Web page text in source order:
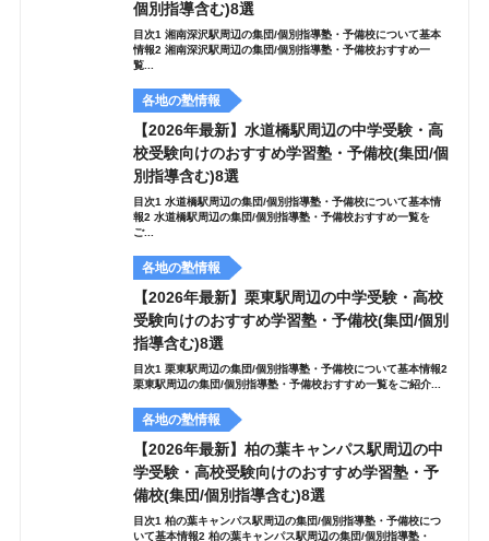
個別指導含む)8選
目次1 湘南深沢駅周辺の集団/個別指導塾・予備校について基本
情報2 湘南深沢駅周辺の集団/個別指導塾・予備校おすすめ一
覧...
各地の塾情報
【2026年最新】水道橋駅周辺の中学受験・高
校受験向けのおすすめ学習塾・予備校(集団/個
別指導含む)8選
目次1 水道橋駅周辺の集団/個別指導塾・予備校について基本情
報2 水道橋駅周辺の集団/個別指導塾・予備校おすすめ一覧を
ご...
各地の塾情報
【2026年最新】栗東駅周辺の中学受験・高校
受験向けのおすすめ学習塾・予備校(集団/個別
指導含む)8選
目次1 栗東駅周辺の集団/個別指導塾・予備校について基本情報2
栗東駅周辺の集団/個別指導塾・予備校おすすめ一覧をご紹介...
各地の塾情報
【2026年最新】柏の葉キャンパス駅周辺の中
学受験・高校受験向けのおすすめ学習塾・予
備校(集団/個別指導含む)8選
目次1 柏の葉キャンパス駅周辺の集団/個別指導塾・予備校につ
いて基本情報2 柏の葉キャンパス駅周辺の集団/個別指導塾・